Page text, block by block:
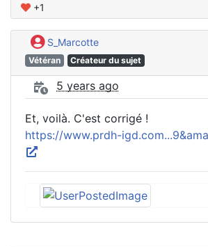
+1
S_Marcotte
Vétéran Créateur du sujet
5 years ago
Et, voilà. C'est corrigé !
https://www.prdh-